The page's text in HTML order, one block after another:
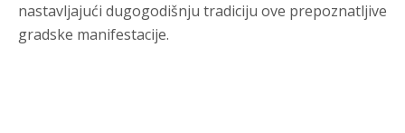
nastavljajući dugogodišnju tradiciju ove prepoznatljive
gradske manifestacije.